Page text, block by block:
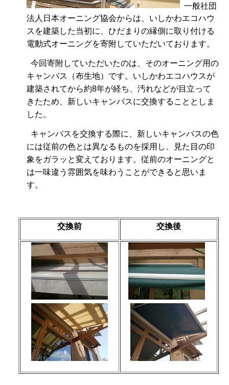
一般社団
法人日本オーニング協会からは、いしかわエコハウ
スを建築した当初に、ひだまりの縁側に取り付ける
電動式オーニングを寄附していただいております。
今回寄附していただいたのは、そのオーニング用の
キャンバス（布生地）です。いしかわエコハウスが
建築されてから約8年が経ち、汚れなどが目立って
きたため、新しいキャンバスに交換することとしま
した。
キャンバスを交換する際に、新しいキャンバスの色
には従前の色とは異なるものを採用し、見た目の印
象をガラッと変えております。従前のオーニングと
は一味違う雰囲気を味わうことができると思いま
す。
交換前 交換後